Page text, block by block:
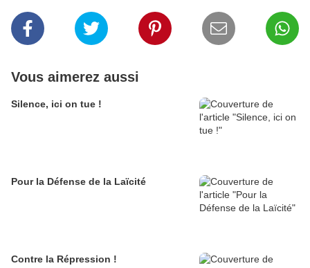
Vous aimerez aussi
Silence, ici on tue !
Pour la Défense de la Laïcité
Contre la Répression !